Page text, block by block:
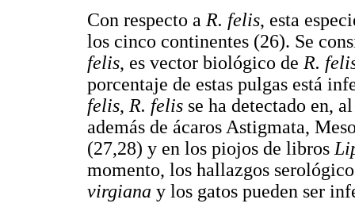
Con respecto a R. felis, esta
los cinco continentes (26). Se
felis, es vector biológico de R.
porcentaje de estas pulgas está
felis, R. felis se ha detectado en,
además de ácaros Astigmata,
(27,28) y en los piojos de libros
momento, los hallazgos
virgiana y los gatos pueden ser